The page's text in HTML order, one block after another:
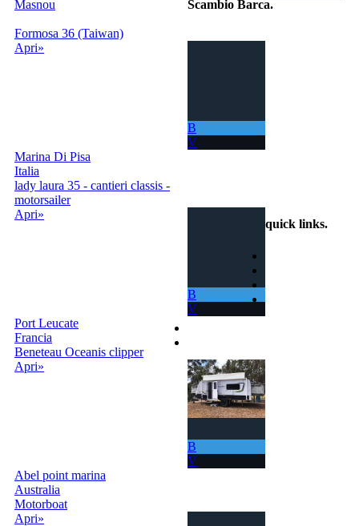
Masnou
Formosa 36 (Taiwan)
Apri»
B
V
Marina Di Pisa
Italia
lady laura 35 - cantieri classis -
motorsailer
Apri»
B
V
Port Leucate
Francia
Beneteau Oceanis clipper
Apri»
B
V
Abel point marina
Australia
Motorboat
Apri»
Scambio Barca.
quick links.